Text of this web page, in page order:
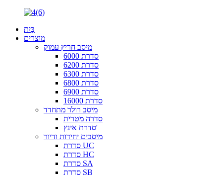
בַּיִת
מוצרים
מיסב חריץ עמוק
סדרת 6000
סדרת 6200
סדרת 6300
סדרת 6800
סדרת 6900
סדרת 16000
מיסב רולר מתחדד
סדרה מטרית
סדרת אינץ'
מיסבים יחידות ודיור
סדרת UC
סדרת HC
סדרת SA
סדרת SB